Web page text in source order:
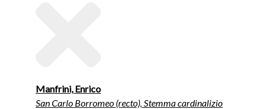
Manfrini, Enrico
San Carlo Borromeo (recto), Stemma cardinalizio